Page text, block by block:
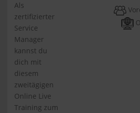
Als
zertifizierter
Service
Manager
kannst du
dich mit
diesem
zweitägigen
Online Live
Training zum